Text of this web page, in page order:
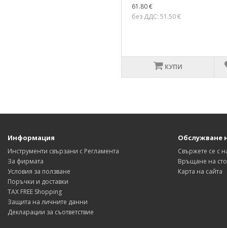
61.80 €
без ДДС: 51.50 €
КУПИ
Информация
Инструменти свързани с Регламента
За фирмата
Условия за ползване
Поръчки и доставки
TAX FREE Shopping
Защита на личните данни
Декларации за съответствие
Обслужване
Свържете се с
Връщане на
Карта на сайта